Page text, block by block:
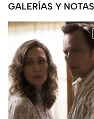
GALERÍAS Y